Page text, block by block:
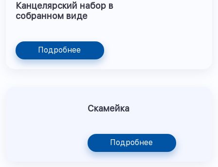
Канцелярский набор в
собранном виде
Подробнее
Скамейка
Подробнее